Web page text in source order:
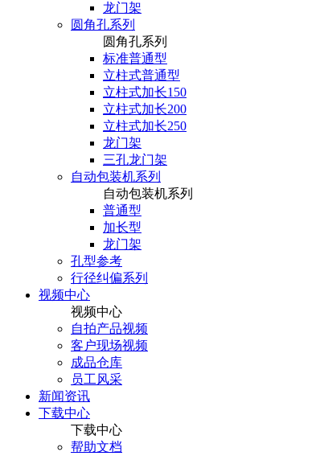
龙门架
圆角孔系列
圆角孔系列
标准普通型
立柱式普通型
立柱式加长150
立柱式加长200
立柱式加长250
龙门架
三孔龙门架
自动包装机系列
自动包装机系列
普通型
加长型
龙门架
孔型参考
行径纠偏系列
视频中心
视频中心
自拍产品视频
客户现场视频
成品仓库
员工风采
新闻资讯
下载中心
下载中心
帮助文档